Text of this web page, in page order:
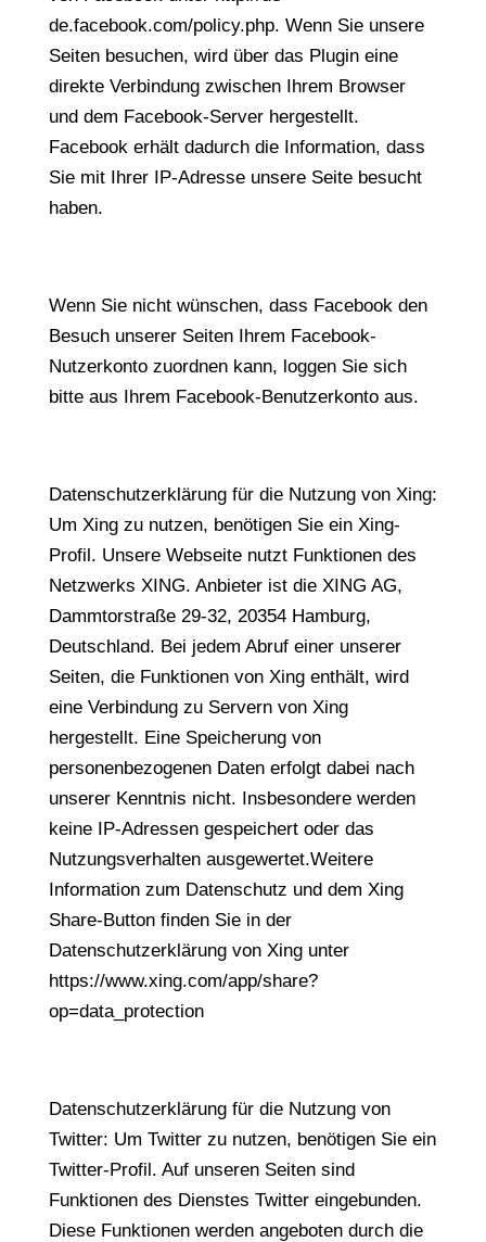
de.facebook.com/policy.php. Wenn Sie unsere
Seiten besuchen, wird über das Plugin eine
direkte Verbindung zwischen Ihrem Browser
und dem Facebook-Server hergestellt.
Facebook erhält dadurch die Information, dass
Sie mit Ihrer IP-Adresse unsere Seite besucht
haben.
Wenn Sie nicht wünschen, dass Facebook den
Besuch unserer Seiten Ihrem Facebook-
Nutzerkonto zuordnen kann, loggen Sie sich
bitte aus Ihrem Facebook-Benutzerkonto aus.
Datenschutzerklärung für die Nutzung von Xing:
Um Xing zu nutzen, benötigen Sie ein Xing-
Profil. Unsere Webseite nutzt Funktionen des
Netzwerks XING. Anbieter ist die XING AG,
Dammtorstraße 29-32, 20354 Hamburg,
Deutschland. Bei jedem Abruf einer unserer
Seiten, die Funktionen von Xing enthält, wird
eine Verbindung zu Servern von Xing
hergestellt. Eine Speicherung von
personenbezogenen Daten erfolgt dabei nach
unserer Kenntnis nicht. Insbesondere werden
keine IP-Adressen gespeichert oder das
Nutzungsverhalten ausgewertet.Weitere
Information zum Datenschutz und dem Xing
Share-Button finden Sie in der
Datenschutzerklärung von Xing unter
https://www.xing.com/app/share?
op=data_protection
Datenschutzerklärung für die Nutzung von
Twitter: Um Twitter zu nutzen, benötigen Sie ein
Twitter-Profil. Auf unseren Seiten sind
Funktionen des Dienstes Twitter eingebunden.
Diese Funktionen werden angeboten durch die